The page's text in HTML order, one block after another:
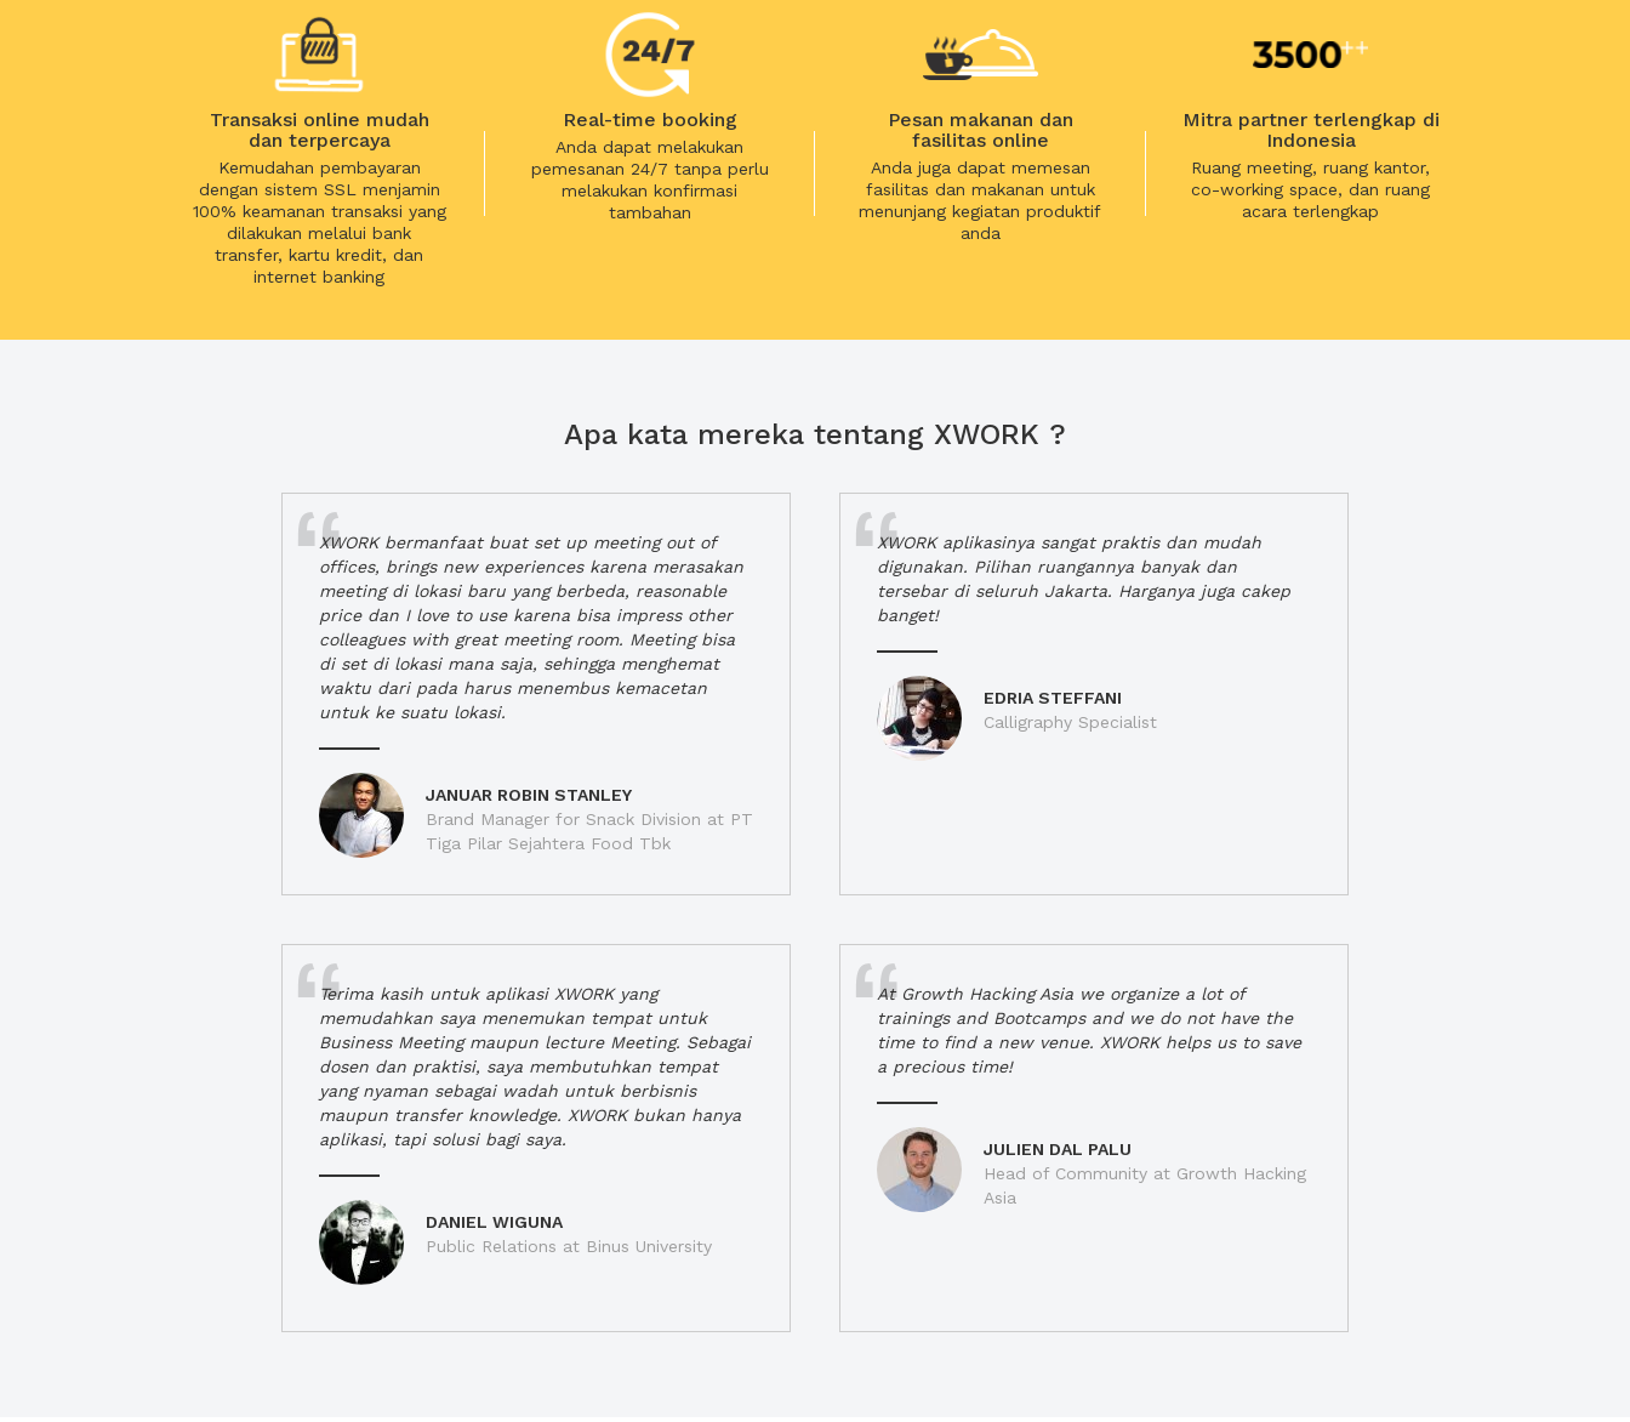
Transaksi online mudah
dan terpercaya
Kemudahan pembayaran
dengan sistem SSL menjamin
100% keamanan transaksi yang
dilakukan melalui bank
transfer, kartu kredit, dan
internet banking
Real-time booking
Anda dapat melakukan
pemesanan 24/7 tanpa perlu
melakukan konfirmasi
tambahan
Pesan makanan dan
fasilitas online
Anda juga dapat memesan
fasilitas dan makanan untuk
menunjang kegiatan produktif
anda
Mitra partner terlengkap di
Indonesia
Ruang meeting, ruang kantor,
co-working space, dan ruang
acara terlengkap
Apa kata mereka tentang XWORK ?
XWORK bermanfaat buat set up meeting out of
offices, brings new experiences karena merasakan
meeting di lokasi baru yang berbeda, reasonable
price dan I love to use karena bisa impress other
colleagues with great meeting room. Meeting bisa
di set di lokasi mana saja, sehingga menghemat
waktu dari pada harus menembus kemacetan
untuk ke suatu lokasi.
JANUAR ROBIN STANLEY
Brand Manager for Snack Division at PT
Tiga Pilar Sejahtera Food Tbk
XWORK aplikasinya sangat praktis dan mudah
digunakan. Pilihan ruangannya banyak dan
tersebar di seluruh Jakarta. Harganya juga cakep
banget!
EDRIA STEFFANI
Calligraphy Specialist
Terima kasih untuk aplikasi XWORK yang
memudahkan saya menemukan tempat untuk
Business Meeting maupun lecture Meeting. Sebagai
dosen dan praktisi, saya membutuhkan tempat
yang nyaman sebagai wadah untuk berbisnis
maupun transfer knowledge. XWORK bukan hanya
aplikasi, tapi solusi bagi saya.
DANIEL WIGUNA
Public Relations at Binus University
At Growth Hacking Asia we organize a lot of
trainings and Bootcamps and we do not have the
time to find a new venue. XWORK helps us to save
a precious time!
JULIEN DAL PALU
Head of Community at Growth Hacking
Asia